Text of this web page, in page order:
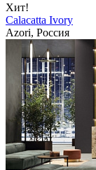
Хит!
Calacatta Ivory
Azori, Россия